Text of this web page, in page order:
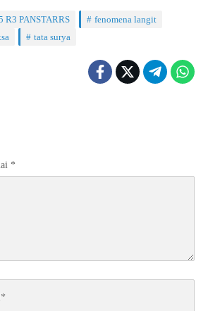
R3 PANSTARRS
fenomena langit
tata surya
*